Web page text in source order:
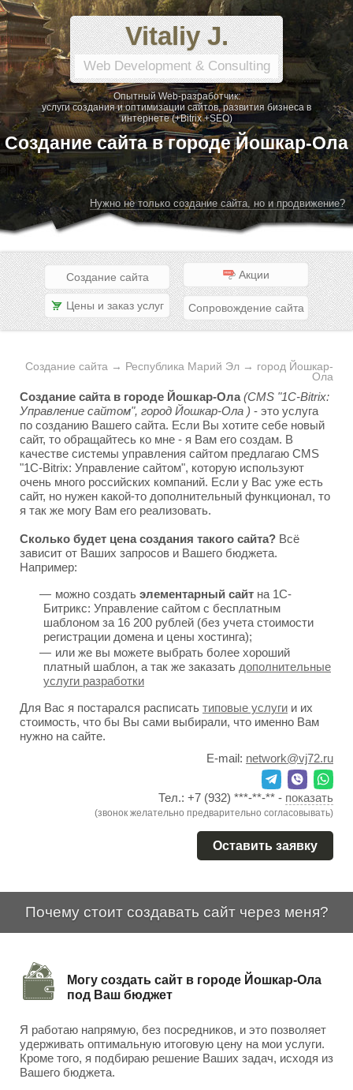
Vitaliy J.
Web Development & Consulting
Опытный Web-разработчик:
услуги создания и оптимизации сайтов, развития бизнеса в
интернете (+Bitrix +SEO)
Создание сайта в городе Йошкар-Ола
Нужно не только создание сайта, но и продвижение?
Создание сайта Акции
Цены и заказ услуг Сопровождение сайта
Создание сайта → Республика Марий Эл → город Йошкар-
Ола
Создание сайта в городе Йошкар-Ола (CMS "1C-Bitrix:
Управление сайтом", город Йошкар-Ола ) - это услуга
по созданию Вашего сайта. Если Вы хотите себе новый
сайт, то обращайтесь ко мне - я Вам его создам. В
качестве системы управления сайтом предлагаю CMS
"1C-Bitrix: Управление сайтом", которую используют
очень много российских компаний. Если у Вас уже есть
сайт, но нужен какой-то дополнительный функционал, то
я так же могу Вам его реализовать.
Сколько будет цена создания такого сайта? Всё
зависит от Ваших запросов и Вашего бюджета.
Например:
можно создать элементарный сайт на 1С-
Битрикс: Управление сайтом с бесплатным
шаблоном за 16 200 рублей (без учета стоимости
регистрации домена и цены хостинга);
или же вы можете выбрать более хороший
платный шаблон, а так же заказать дополнительные
услуги разработки
Для Вас я постарался расписать типовые услуги и их
стоимость, что бы Вы сами выбирали, что именно Вам
нужно на сайте.
E-mail: network@vj72.ru
Тел.: +7 (932) ***-**-** - показать
(звонок желательно предварительно согласовывать)
Оставить заявку
Почему стоит создавать сайт через меня?
Могу создать сайт в городе Йошкар-Ола
под Ваш бюджет
Я работаю напрямую, без посредников, и это позволяет
удерживать оптимальную итоговую цену на мои услуги.
Кроме того, я подбираю решение Ваших задач, исходя из
Вашего бюджета.